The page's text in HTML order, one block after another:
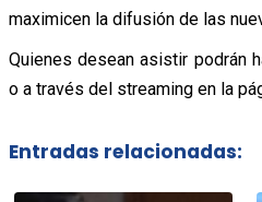
maximicen la difusión de las
Quienes desean asistir podrán
o a través del streaming en la
Entradas relacionadas: